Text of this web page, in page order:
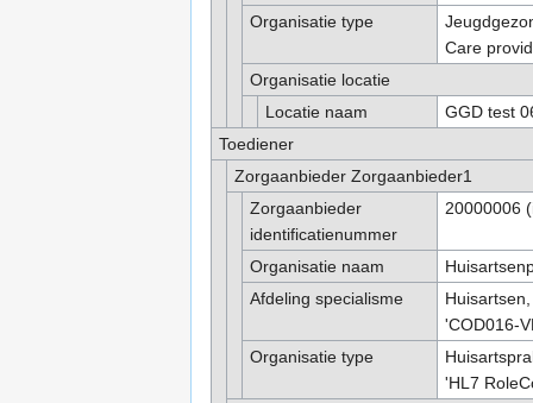
Organisatie type
Care
Organisatie locatie
Locatie naam
GGD test
Toediener
Zorgaanbieder Zorgaanbieder1
Zorgaanbieder
identificatienummer
20000006
Organisatie naam
Afdeling specialisme
'COD016-
Organisatie type
'HL7